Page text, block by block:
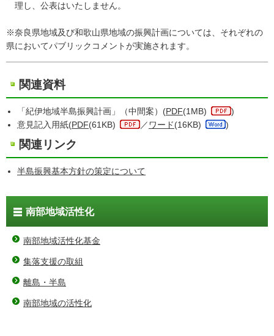
理し、公表はいたしません。
※奈良県地域及び和歌山県地域の振興計画については、それぞれの
県においてパブリックコメントが実施されます。
関連資料
「紀伊地域半島振興計画」（中間案）(PDF(1MB)
)
意見記入用紙(PDF(61KB) ／ ワード(16KB) )
関連リンク
半島振興基本方針の策定について
南部地域活性化
南部地域活性化基金
集落支援の取組
離島・半島
南部地域の活性化